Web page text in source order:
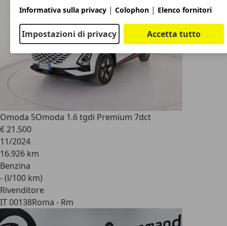
Omoda 5Omoda 1.6 tgdi Premium 7dct
€ 21.500
11/2024
16.926 km
Benzina
- (l/100 km)
Rivenditore
IT 00138Roma - Rm
Informativa sulla privacy | Colophon | Elenco fornitori
Impostazioni di privacy Accetta tutto